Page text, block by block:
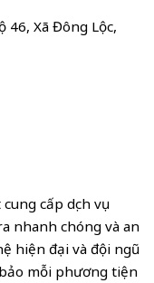
46, Xã Đông Lộc,
cấp dịch vụ
nhanh chóng và an
hiện đại và đội ngũ
mỗi phương tiện